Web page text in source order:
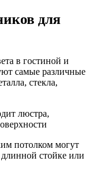
для
в гостиной и
самые различные
стекла,
люстра,
потолком могут
длинной стойке или